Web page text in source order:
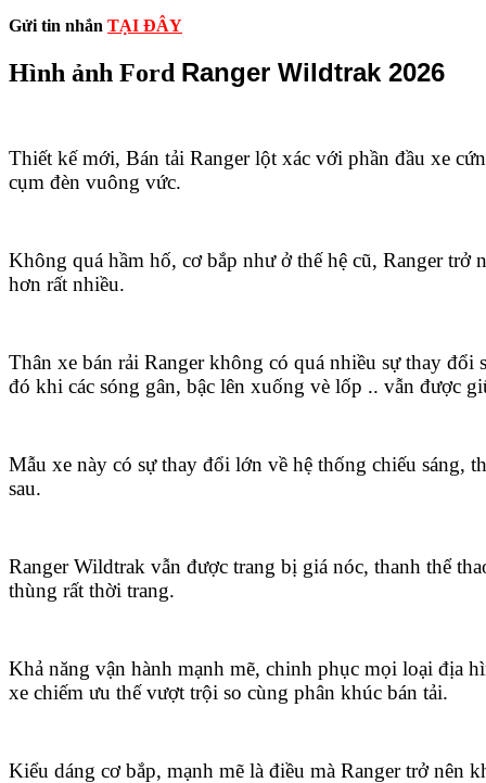
Gửi tin nhắn TẠI ĐÂY
Hình ảnh Ford Ranger Wildtrak 2026
Thiết kế mới, Bán tải Ranger lột xác với phần đầu xe
cụm đèn vuông vức.
Không quá hầm hố, cơ bắp như ở thế hệ cũ, Ranger trở
hơn rất nhiều.
Thân xe bán rải Ranger không có quá nhiều sự thay đổi
đó khi các sóng gân, bậc lên xuống vè lốp .. vẫn được
Mẫu xe này có sự thay đổi lớn về hệ thống chiếu sáng,
sau.
Ranger Wildtrak vẫn được trang bị giá nóc, thanh thể
thùng rất thời trang.
Khả năng vận hành mạnh mẽ, chinh phục mọi loại địa
xe chiếm ưu thế vượt trội so cùng phân khúc bán tải.
Kiểu dáng cơ bắp, mạnh mẽ là điều mà Ranger trở nên